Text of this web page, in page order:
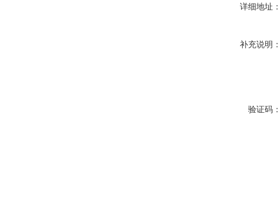
详细地址：
补充说明：
验证码：